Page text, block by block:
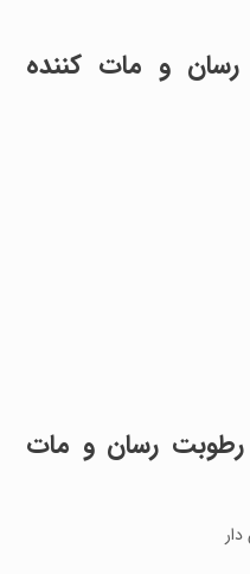
رسان و مات کننده
رطوبت رسان و مات